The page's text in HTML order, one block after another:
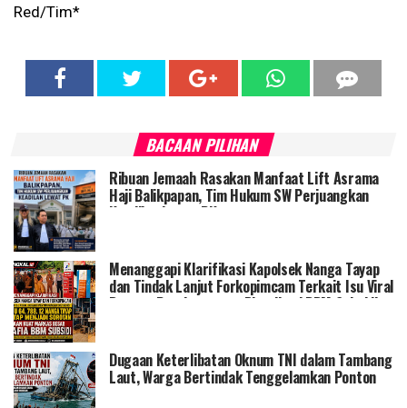
Red/Tim*
BACAAN PILIHAN
Ribuan Jemaah Rasakan Manfaat Lift Asrama
Haji Balikpapan, Tim Hukum SW Perjuangkan
Keadilan Lewat PK
Menanggapi Klarifikasi Kapolsek Nanga Tayap
dan Tindak Lanjut Forkopimcam Terkait Isu Viral
Dugaan Penyimpangan Distribusi BBM Subsidi
Dugaan Keterlibatan Oknum TNI dalam Tambang
Laut, Warga Bertindak Tenggelamkan Ponton